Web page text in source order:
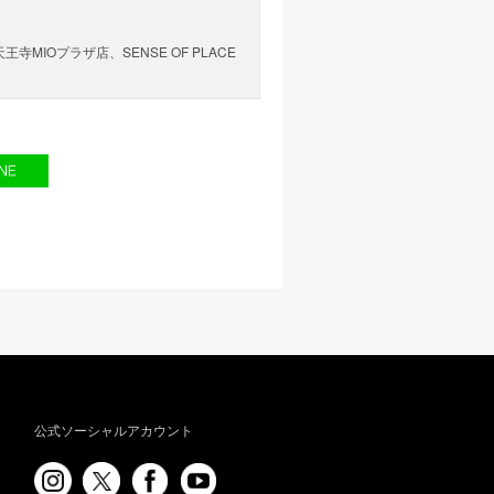
寺MIOプラザ店、SENSE OF PLACE
公式ソーシャルアカウント